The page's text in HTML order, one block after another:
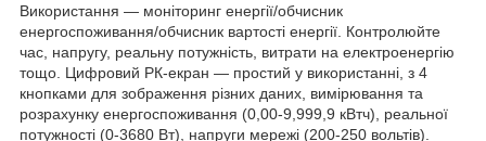
Використання — моніторинг енергії/обчисник
енергоспоживання/обчисник вартості енергії. Контролюйте
час, напругу, реальну потужність, витрати на електроенергію
тощо. Цифровий РК-екран — простий у використанні, з 4
кнопками для зображення різних даних, вимірювання та
розрахунку енергоспоживання (0,00-9,999,9 кВтч), реальної
потужності (0-3680 Вт), напруги мережі (200-250 вольтів).